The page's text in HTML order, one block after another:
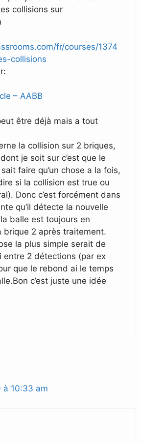
collisions sur
fr/courses/1374
collisions
– AABB
être déjà mais a tout
la collision sur 2 briques,
je soit sur c’est que le
faire qu’un chose a la fois,
si la collision est true ou
Donc c’est forcément dans
qu’il détecte la nouvelle
balle est toujours en
brique 2 après traitement.
la plus simple serait de
entre 2 détections (par ex
que le rebond ai le temps
c’est juste une idée
à 10:33 am